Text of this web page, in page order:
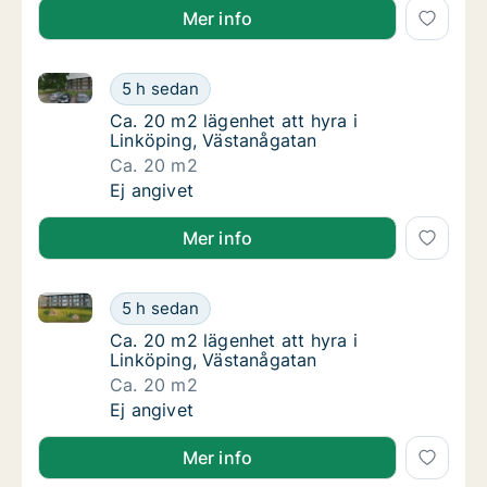
Mer info
Ca. 20 m2 lägenhet att hyra i Linköping,
5 h sedan
Ca. 20 m2 lägenhet att hyra i Linköping,
Ca. 20 m2 lägenhet att hyra i Linköping,
Ca. 20 m2 lägenhet att hyra i
Linköping, Västanågatan
Ca. 20 m2
Ca. 20 m2 lägenhet att hyra i Linköping,
Ej angivet
Mer info
Ca. 20 m2 lägenhet att hyra i Linköping,
5 h sedan
Ca. 20 m2 lägenhet att hyra i Linköping,
Ca. 20 m2 lägenhet att hyra i Linköping,
Ca. 20 m2 lägenhet att hyra i
Linköping, Västanågatan
Ca. 20 m2
Ca. 20 m2 lägenhet att hyra i Linköping,
Ej angivet
Mer info